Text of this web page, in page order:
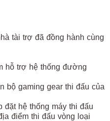
tài trợ đã đồng hành cùng
hỗ trợ hệ thống đường
bộ gaming gear thi đấu của
đặt hệ thống máy thi đấu
điểm thi đấu vòng loại